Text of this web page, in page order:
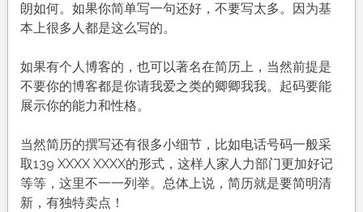
朗如何。如果你简单写一句还好，不要写太多。因为基
本上很多人都是这么写的。
如果有个人博客的，也可以著名在简历上，当然前提是
不要你的博客都是你请我爱之类的卿卿我我。起码要能
展示你的能力和性格。
当然简历的撰写还有很多小细节，比如电话号码一般采
取139 XXXX XXXX的形式，这样人家人力部门更加好记
等等，这里不一一列举。总体上说，简历就是要简明清
新，有独特卖点！